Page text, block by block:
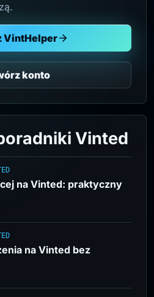
VintHelper
konto
Vinted
na Vinted: praktyczny
na Vinted bez